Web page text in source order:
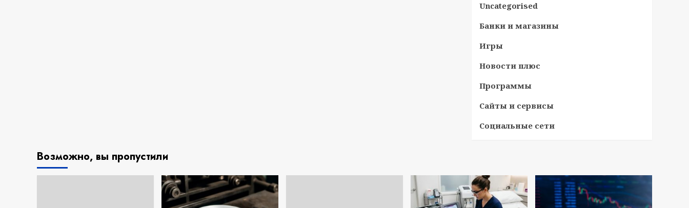
Uncategorised
Банки и магазины
Игры
Новости плюс
Программы
Сайты и сервисы
Социальные сети
Возможно, вы пропустили